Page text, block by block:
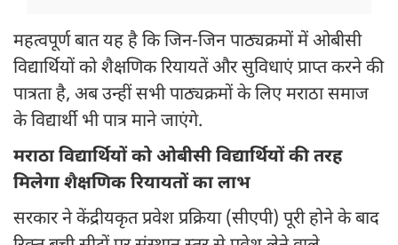
महत्वपूर्ण बात यह है कि जिन-जिन पाठ्यक्रमों में ओबीसी
विद्यार्थियों को शैक्षणिक रियायतें और सुविधाएं प्राप्त करने की
पात्रता है, अब उन्हीं सभी पाठ्यक्रमों के लिए मराठा समाज
के विद्यार्थी भी पात्र माने जाएंगे.
मराठा विद्यार्थियों को ओबीसी विद्यार्थियों की तरह
मिलेगा शैक्षणिक रियायतों का लाभ
सरकार ने केंद्रीयकृत प्रवेश प्रक्रिया (सीएपी) पूरी होने के बाद